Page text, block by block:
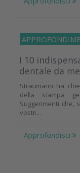
I 10
dentale da
Straumann ha
della stampa
Suggerimenti che,
vostri...
Approfondisci